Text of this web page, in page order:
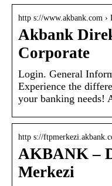
http s://www.akbank.com ›
Akbank
Corporate
Login. General
Experience the
your banking
http s://
AKBANK –
Merkezi